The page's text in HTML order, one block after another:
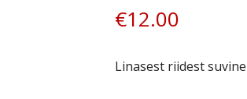
€12.00
Linasest riidest